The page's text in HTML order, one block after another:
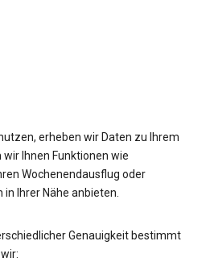
erheben wir Daten zu Ihrem
Ihnen Funktionen wie
Wochenendausflug oder
Ihrer Nähe anbieten.
Genauigkeit bestimmt